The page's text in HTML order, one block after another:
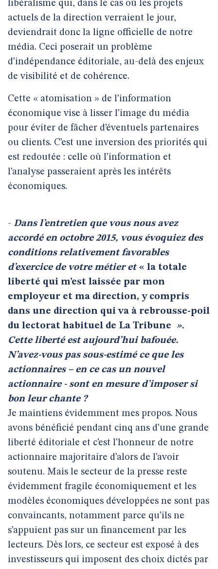
libéralisme qui, dans le cas où les projets
actuels de la direction verraient le jour,
deviendrait donc la ligne officielle de notre
média. Ceci poserait un problème
d’indépendance éditoriale, au-delà des enjeux
de visibilité et de cohérence.
Cette « atomisation » de l’information
économique vise à lisser l’image du média
pour éviter de fâcher d’éventuels partenaires
ou clients. C’est une inversion des priorités qui
est redoutée : celle où l’information et
l’analyse passeraient après les intérêts
économiques.
- Dans l’entretien que vous nous avez
accordé en octobre 2015, vous évoquiez des
conditions relativement favorables
d’exercice de votre métier et « la totale
liberté qui m’est laissée par mon
employeur et ma direction, y compris
dans une direction qui va à rebrousse-poil
du lectorat habituel de La Tribune ».
Cette liberté est aujourd’hui bafouée.
N’avez-vous pas sous-estimé ce que les
actionnaires – en ce cas un nouvel
actionnaire - sont en mesure d’imposer si
bon leur chante ?
Je maintiens évidemment mes propos. Nous
avons bénéficié pendant cinq ans d’une grande
liberté éditoriale et c’est l’honneur de notre
actionnaire majoritaire d’alors de l’avoir
soutenu. Mais le secteur de la presse reste
évidemment fragile économiquement et les
modèles économiques développées ne sont pas
convaincants, notamment parce qu’ils ne
s’appuient pas sur un financement par les
lecteurs. Dès lors, ce secteur est exposé à des
investisseurs qui imposent des choix dictés par